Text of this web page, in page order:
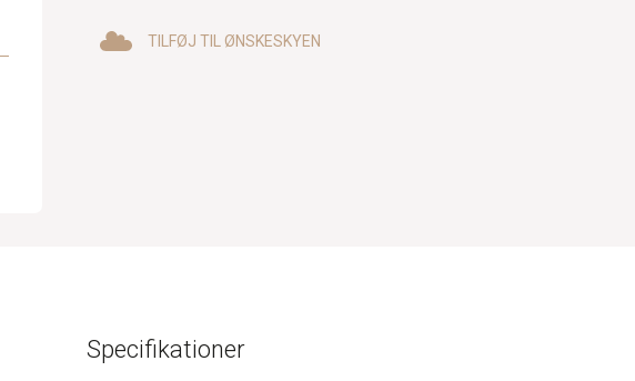
TILFØJ TIL ØNSKESKYEN
Specifikationer